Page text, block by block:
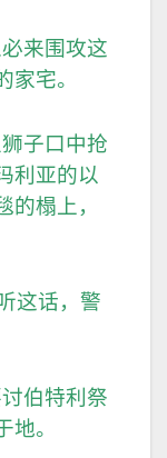
来围攻这
宅。
子口中抢
利亚的以
的榻上，
这话，警
伯特利祭
。